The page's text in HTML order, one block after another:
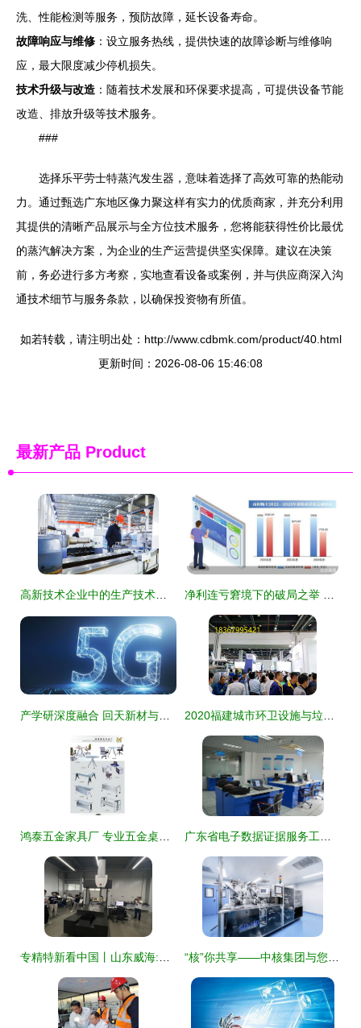
洗、性能检测等服务，预防故障，延长设备寿命。
故障响应与维修 ：设立服务热线，提供快速的故障诊断与维修响
应，最大限度减少停机损失。
技术升级与改造 ：随着技术发展和环保要求提高，可提供设备节能
改造、排放升级等技术服务。
###
选择乐平劳士特蒸汽发生器，意味着选择了高效可靠的热能动
力。通过甄选广东地区像力聚这样有实力的优质商家，并充分利用
其提供的清晰产品展示与全方位技术服务，您将能获得性价比最优
的蒸汽解决方案，为企业的生产运营提供坚实保障。建议在决策
前，务必进行多方考察，实地查看设备或案例，并与供应商深入沟
通技术细节与服务条款，以确保投资物有所值。
如若转载，请注明出处：http://www.cdbmk.com/product/40.html
更新时间：2026-08-06 15:46:08
最新产品 Product